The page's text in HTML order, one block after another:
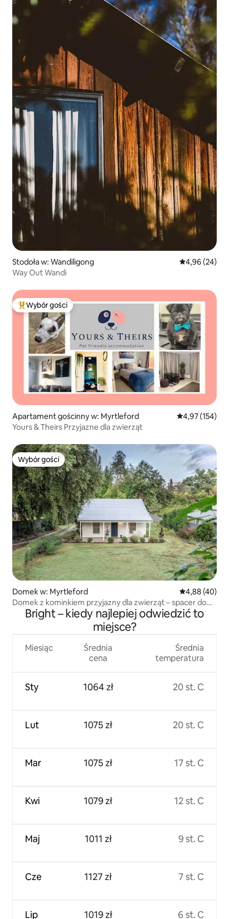
Stodoła w: Wandiligong Średnia
4,96 (24)
Way Out Wandi
Najpopularniejsze z kategorii Wybór gości
Wybór gości
Apartament gościnny w: Myrtleford Średnia
4,97 (154)
Yours & Theirs Przyjazne dla zwierząt
Wybór gości
Wybór gości
Domek w: Myrtleford Średnia
4,88 (40)
Domek z kominkiem przyjazny dla zwierząt – spacer do
miastaBright – kiedy najlepiej odwiedzić to
miejsce?
Miesiąc
Sty
Lut
Mar
Kwi
Maj
Cze
Lip
Średnia
cena
1064 zł
1075 zł
1075 zł
1079 zł
1011 zł
1127 zł
1019 zł
Średnia
temperatura
20 st. C
20 st. C
17 st. C
12 st. C
9 st. C
7 st. C
6 st. C